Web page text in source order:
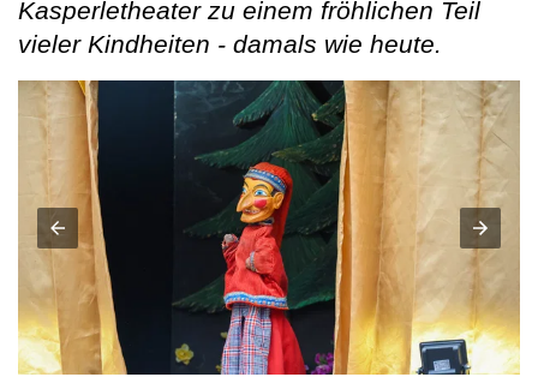
Kasperletheater zu einem fröhlichen Teil
vieler Kindheiten - damals wie heute.